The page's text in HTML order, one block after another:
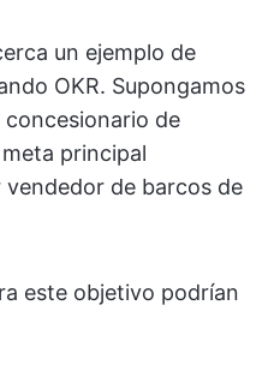
un ejemplo de
OKR. Supongamos
de
principal
de barcos de
este objetivo podrían